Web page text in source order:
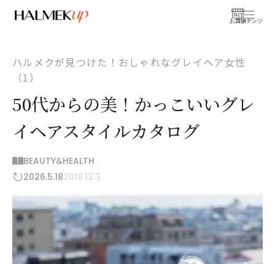
お買物
コンテンツ
ハルメクが見つけた！おしゃれなグレイヘア女性
（1）
50代からの美！かっこいいグレ
イヘアスタイルカタログ
BEAUTY&HEALTH
2026.5.182018.12.3